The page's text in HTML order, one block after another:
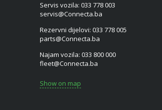
Servis vozila: 033 778 003
servis@Connecta.ba
Rezervni dijelovi: 033 778 005
parts@Connecta.ba
Najam vozila: 033 800 000
fleet@Connecta.ba
Show on map